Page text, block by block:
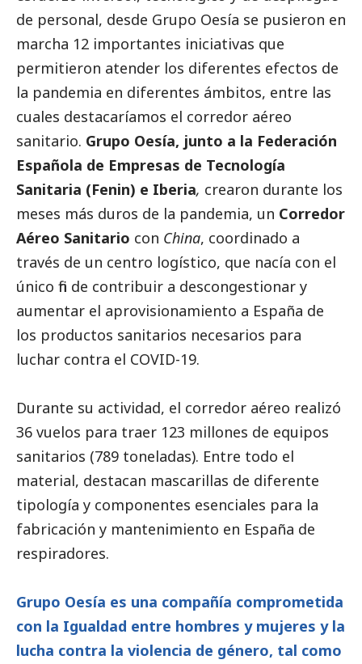
de personal, desde Grupo Oesía se pusieron en
marcha 12 importantes iniciativas que
permitieron atender los diferentes efectos de
la pandemia en diferentes ámbitos, entre las
cuales destacaríamos el corredor aéreo
sanitario. Grupo Oesía, junto a la Federación
Española de Empresas de Tecnología
Sanitaria (Fenin) e Iberia, crearon durante los
meses más duros de la pandemia, un Corredor
Aéreo Sanitario con China, coordinado a
través de un centro logístico, que nacía con el
único fin de contribuir a descongestionar y
aumentar el aprovisionamiento a España de
los productos sanitarios necesarios para
luchar contra el COVID-19.
Durante su actividad, el corredor aéreo realizó
36 vuelos para traer 123 millones de equipos
sanitarios (789 toneladas). Entre todo el
material, destacan mascarillas de diferente
tipología y componentes esenciales para la
fabricación y mantenimiento en España de
respiradores.
Grupo Oesía es una compañía comprometida
con la Igualdad entre hombres y mujeres y la
lucha contra la violencia de género, tal como